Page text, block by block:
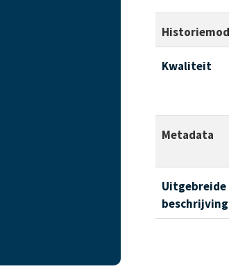
Kwaliteit
Metadata
Uitgebreide
beschrijving